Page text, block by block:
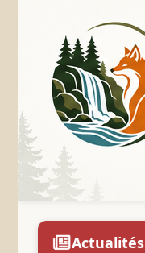
Actualités